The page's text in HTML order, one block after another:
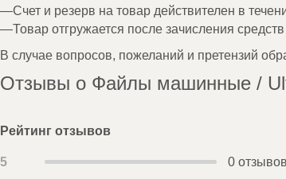
Счет и резерв на товар действителен в
Товар отгружается после зачисления
В случае вопросов, пожеланий и претензий
Отзывы о Файлы машинные /
Рейтинг отзывов
5
0 отзывов